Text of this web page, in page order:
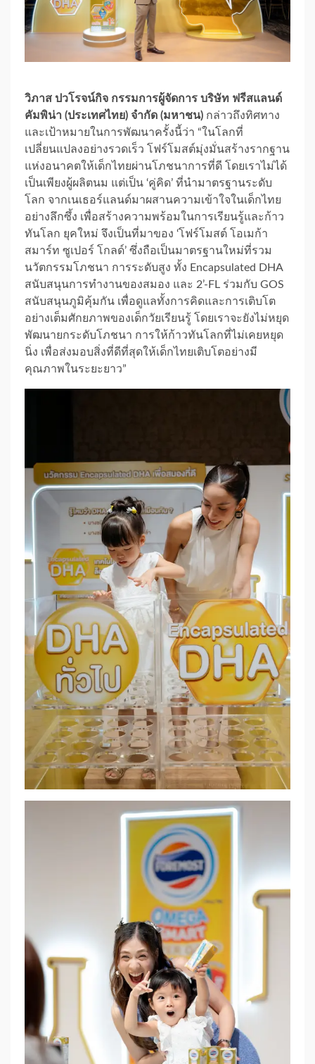
วิภาส ปวโรจน์กิจ กรรมการผู้จัดการ บริษัท ฟรีสแลนด์
คัมพิน่า (ประเทศไทย) จำกัด (มหาชน) กล่าวถึงทิศทาง
และเป้าหมายในการพัฒนาครั้งนี้ว่า “ในโลกที่
เปลี่ยนแปลงอย่างรวดเร็ว โฟร์โมสต์มุ่งมั่นสร้างรากฐาน
แห่งอนาคตให้เด็กไทยผ่านโภชนาการที่ดี โดยเราไม่ได้
เป็นเพียงผู้ผลิตนม แต่เป็น ‘คู่คิด’ ที่นำมาตรฐานระดับ
โลก จากเนเธอร์แลนด์มาผสานความเข้าใจในเด็กไทย
อย่างลึกซึ้ง เพื่อสร้างความพร้อมในการเรียนรู้และก้าว
ทันโลก ยุคใหม่ จึงเป็นที่มาของ ‘โฟร์โมสต์ โอเมก้า
สมาร์ท ซูเปอร์ โกลด์’ ซึ่งถือเป็นมาตรฐานใหม่ที่รวม
นวัตกรรมโภชนา การระดับสูง ทั้ง Encapsulated DHA
สนับสนุนการทำงานของสมอง และ 2’-FL ร่วมกับ GOS
สนับสนุนภูมิคุ้มกัน เพื่อดูแลทั้งการคิดและการเติบโต
อย่างเต็มศักยภาพของเด็กวัยเรียนรู้ โดยเราจะยังไม่หยุด
พัฒนายกระดับโภชนา การให้ก้าวทันโลกที่ไม่เคยหยุด
นิ่ง เพื่อส่งมอบสิ่งที่ดีที่สุดให้เด็กไทยเติบโตอย่างมี
คุณภาพในระยะยาว”